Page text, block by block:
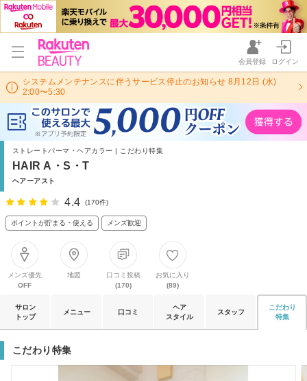
会員登録 ログイン
システムメンテナンスに伴うサービス停止のお知らせ 8月12日 (水)
2:00〜5:30
ストレートパーマ・ヘアカラー | こだわり特集
HAIR A・S・T
ヘアーアスト
4.4 (170件)
ポイントが貯まる・使える メンズ歓迎
メンズ優先
OFF
地図
口コミ投稿
(170)
お気に入り
(89)
サロン
トップ
メニュー 口コミ
ヘア
スタイル
スタッフ
こだわり
特集
こだわり特集